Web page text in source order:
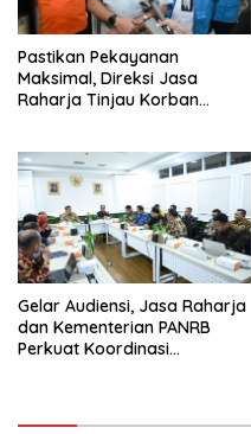
Pastikan Pekayanan
Maksimal, Direksi Jasa
Raharja Tinjau Korban
Gelar Audiensi, Jasa Raharja
dan Kementerian PANRB
Perkuat Koordinasi